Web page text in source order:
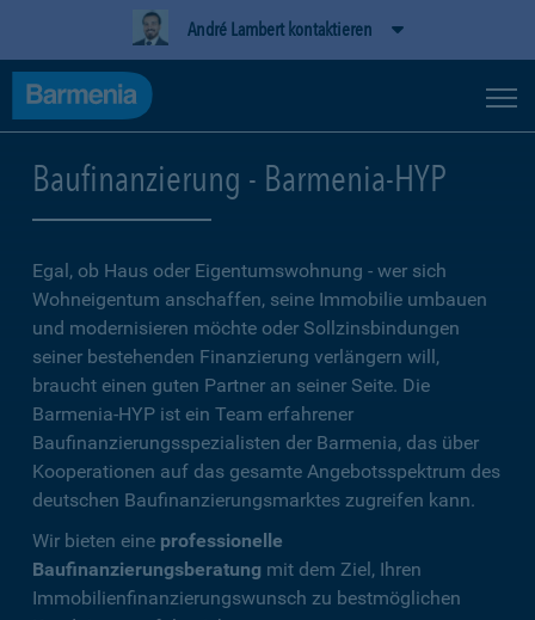
André Lambert kontaktieren
Baufinanzierung - Barmenia-HYP
Egal, ob Haus oder Eigentumswohnung - wer sich
Wohneigentum anschaffen, seine Immobilie umbauen
und modernisieren möchte oder Sollzinsbindungen
seiner bestehenden Finanzierung verlängern will,
braucht einen guten Partner an seiner Seite. Die
Barmenia-HYP ist ein Team erfahrener
Baufinanzierungsspezialisten der Barmenia, das über
Kooperationen auf das gesamte Angebotsspektrum des
deutschen Baufinanzierungsmarktes zugreifen kann.
Wir bieten eine professionelle
Baufinanzierungsberatung mit dem Ziel, Ihren
Immobilienfinanzierungswunsch zu bestmöglichen